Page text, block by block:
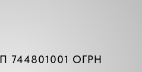
744801001 ОГРН